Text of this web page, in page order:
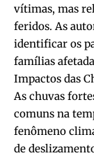
vítimas, mas
feridos. As
identificar os
famílias
Impactos das
As chuvas
comuns na
fenômeno
de